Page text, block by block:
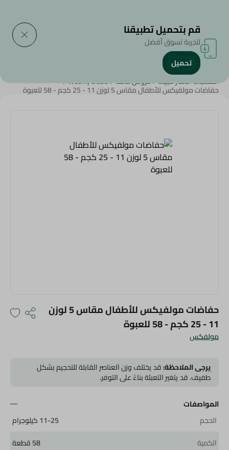
الرئيسية/منتجات الأطفال
المنتجات الأكثر مبيعاً/عروض عامة/
Weekly Deals
/
حفاضات مولفيكس للأطفال مقاس 5 لوزن 11 - 25 كجم - 58 للعبوة
مولفكس
حفاضات مولفيكس للأطفال مقاس 5 لوزن
11 - 25 كجم - 58 للعبوة
يرجى الملاحظة:قد يختلف وزن العناصر القابلة للتحجيم بشكل
طفيف. قد يتغير التعبئة بناءً على التوفر.
المواصفات
الحجم
11-25 كيلوجرام
الكمية
58 قطعة
قم بتحميل تطبيقنا
لتجربة تسوق أفضل
تحميل